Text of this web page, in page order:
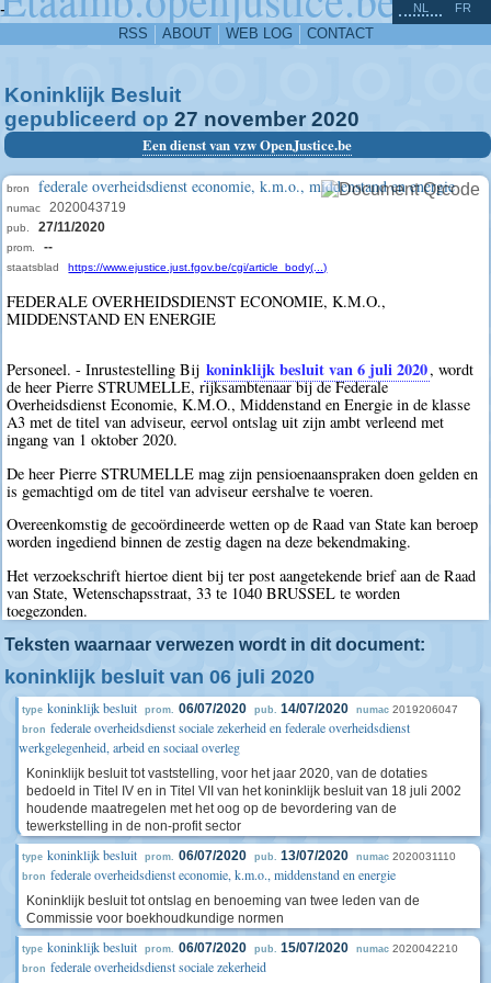
-
RSS ABOUT WEB LOG CONTACT
NL FR
Koninklijk Besluit
gepubliceerd op 27 november 2020
Een dienst van vzw OpenJustice.be
bron federale overheidsdienst economie, k.m.o., middenstand en energie
numac 2020043719
pub. 27/11/2020
prom. --
staatsblad https://www.ejustice.just.fgov.be/cgi/article_body(...)
FEDERALE OVERHEIDSDIENST ECONOMIE, K.M.O.,
MIDDENSTAND EN ENERGIE
Personeel. - Inrustestelling Bij koninklijk besluit van 6 juli 2020, wordt
de heer Pierre STRUMELLE, rijksambtenaar bij de Federale
Overheidsdienst Economie, K.M.O., Middenstand en Energie in de klasse
A3 met de titel van adviseur, eervol ontslag uit zijn ambt verleend met
ingang van 1 oktober 2020.
De heer Pierre STRUMELLE mag zijn pensioenaanspraken doen gelden en
is gemachtigd om de titel van adviseur eershalve te voeren.
Overeenkomstig de gecoördineerde wetten op de Raad van State kan beroep
worden ingediend binnen de zestig dagen na deze bekendmaking.
Het verzoekschrift hiertoe dient bij ter post aangetekende brief aan de Raad
van State, Wetenschapsstraat, 33 te 1040 BRUSSEL te worden
toegezonden.
Teksten waarnaar verwezen wordt in dit document:
koninklijk besluit van 06 juli 2020
type koninklijk besluit prom. 06/07/2020 pub. 14/07/2020 numac 2019206047
bron federale overheidsdienst sociale zekerheid en federale overheidsdienst
werkgelegenheid, arbeid en sociaal overleg
Koninklijk besluit tot vaststelling, voor het jaar 2020, van de dotaties
bedoeld in Titel IV en in Titel VII van het koninklijk besluit van 18 juli 2002
houdende maatregelen met het oog op de bevordering van de
tewerkstelling in de non-profit sector
type koninklijk besluit prom. 06/07/2020 pub. 13/07/2020 numac 2020031110
bron federale overheidsdienst economie, k.m.o., middenstand en energie
Koninklijk besluit tot ontslag en benoeming van twee leden van de
Commissie voor boekhoudkundige normen
type koninklijk besluit prom. 06/07/2020 pub. 15/07/2020 numac 2020042210
bron federale overheidsdienst sociale zekerheid
^